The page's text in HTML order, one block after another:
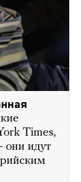
Times,
идут